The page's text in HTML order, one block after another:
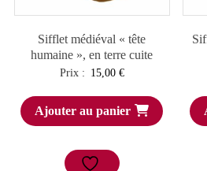
Sifflet médiéval « tête
humaine », en terre cuite
Prix : 15,00 €
Ajouter au panier